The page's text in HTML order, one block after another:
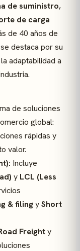
de suministro,
de carga
de 40 años de
destaca por su
adaptabilidad a
de soluciones
global:
rápidas y
valor.
Incluye
y LCL (Less
& filingyShort
Freighty